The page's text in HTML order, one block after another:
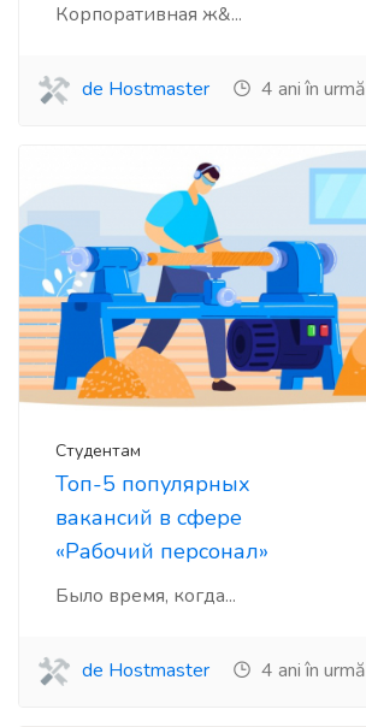
Корпоративная ж&...
de Hostmaster 4 ani în urmă
Студентам
Топ-5 популярных
вакансий в сфере
«Рабочий персонал»
Было время, когда...
de Hostmaster 4 ani în urmă